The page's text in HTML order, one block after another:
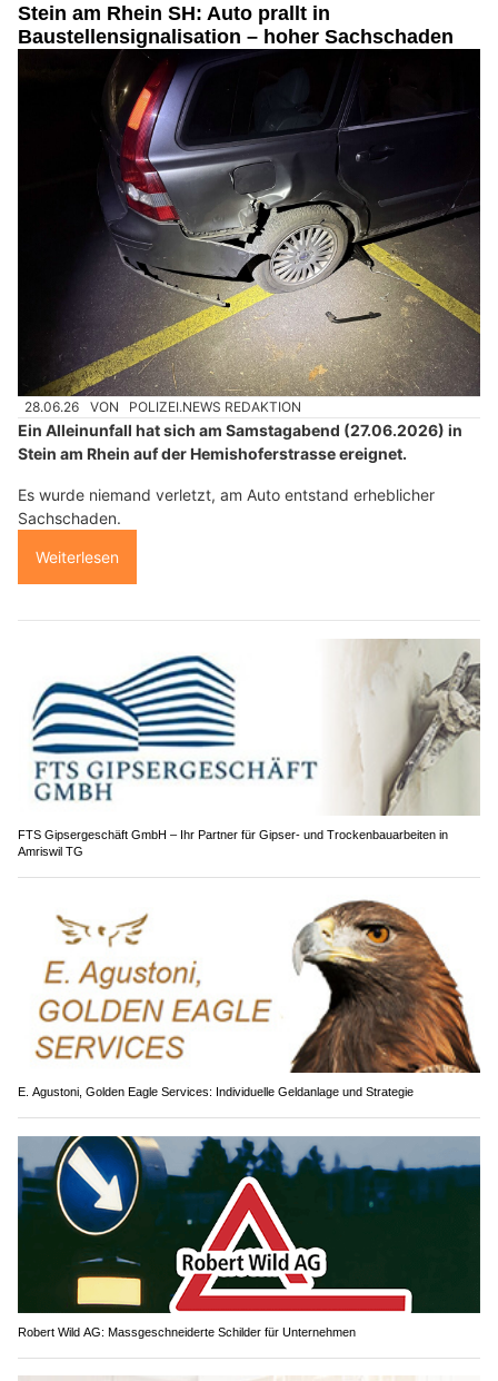
Stein am Rhein SH: Auto prallt in
Baustellensignalisation – hoher Sachschaden
28.06.26 VON POLIZEI.NEWS REDAKTION
Ein Alleinunfall hat sich am Samstagabend (27.06.2026) in
Stein am Rhein auf der Hemishoferstrasse ereignet.
Es wurde niemand verletzt, am Auto entstand erheblicher
Sachschaden.
Weiterlesen
FTS Gipsergeschäft GmbH – Ihr Partner für Gipser- und Trockenbauarbeiten in
Amriswil TG
E. Agustoni, Golden Eagle Services: Individuelle Geldanlage und Strategie
Robert Wild AG: Massgeschneiderte Schilder für Unternehmen